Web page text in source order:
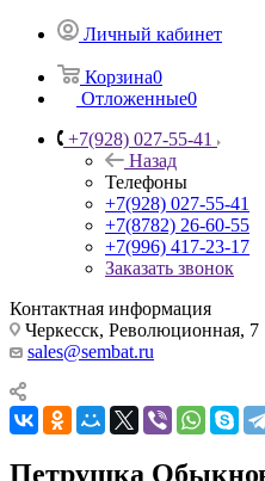
Личный кабинет
Корзина0
Отложенные0
+7(928) 027-55-41
Назад
Телефоны
+7(928) 027-55-41
+7(8782) 26-60-55
+7(996) 417-23-17
Заказать звонок
Контактная информация
Черкесск, Революционная, 7
sales@sembat.ru
Петрушка